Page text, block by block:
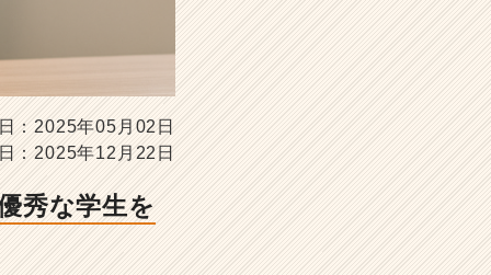
：2025年05月02日
：2025年12月22日
秀な学生を